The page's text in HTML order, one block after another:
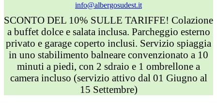
info@albergosudest.it
SCONTO DEL 10% SULLE TARIFFE! Colazione
a buffet dolce e salata inclusa. Parcheggio esterno
privato e garage coperto inclusi. Servizio spiaggia
in uno stabilimento balneare convenzionato a 10
minuti a piedi, con 2 sdraio e 1 ombrellone a
camera incluso (servizio attivo dal 01 Giugno al
15 Settembre)